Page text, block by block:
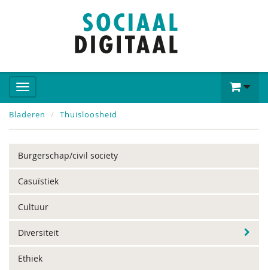
Bladeren Thuisloosheid
Burgerschap/civil society
Casuïstiek
Cultuur
Diversiteit
Ethiek